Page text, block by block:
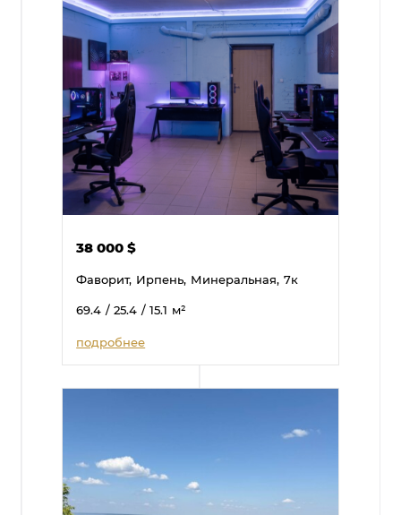
38 000$
Фаворит, Ирпень, Минеральная, 7к
69.4 / 25.4 / 15.1 м²
подробнее